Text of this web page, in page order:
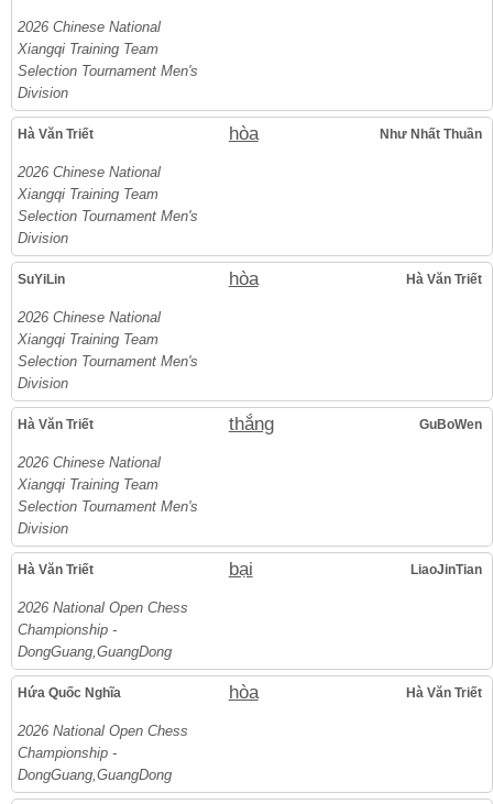
2026 Chinese National
Xiangqi Training Team
Selection Tournament Men's
Division
Hà Văn Triết hòa Như Nhất Thuần
2026 Chinese National
Xiangqi Training Team
Selection Tournament Men's
Division
SuYiLin hòa Hà Văn Triết
2026 Chinese National
Xiangqi Training Team
Selection Tournament Men's
Division
Hà Văn Triết thắng GuBoWen
2026 Chinese National
Xiangqi Training Team
Selection Tournament Men's
Division
Hà Văn Triết bại LiaoJinTian
2026 National Open Chess
Championship -
DongGuang,GuangDong
Hứa Quốc Nghĩa hòa Hà Văn Triết
2026 National Open Chess
Championship -
DongGuang,GuangDong